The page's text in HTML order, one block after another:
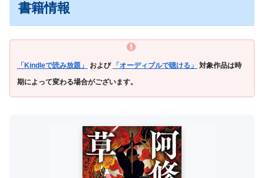
書籍情報
「Kindleで読み放題」 および 「オーディブルで聴ける」
対象作品は時
期によって変わる場合がございます。